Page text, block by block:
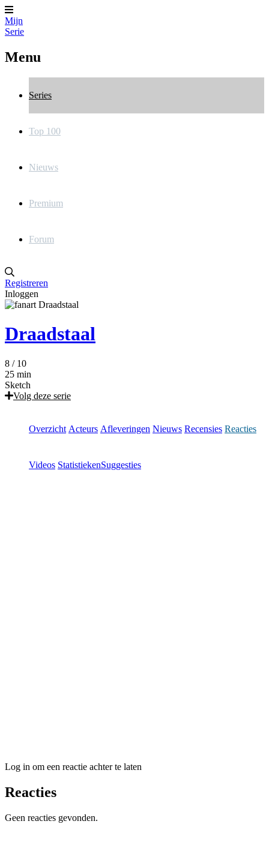
Mijn
Serie
Menu
Series
Top 100
Nieuws
Premium
Forum
Registreren
Inloggen
Draadstaal
8 / 10
25 min
Sketch
Volg deze serie
Overzicht Acteurs Afleveringen Nieuws Recensies Reacties
Videos StatistiekenSuggesties
Log in om een reactie achter te laten
Reacties
Geen reacties gevonden.